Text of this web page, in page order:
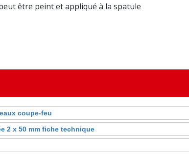
être peint et appliqué à la spatule
coupe-feu
2 x 50 mm fiche technique